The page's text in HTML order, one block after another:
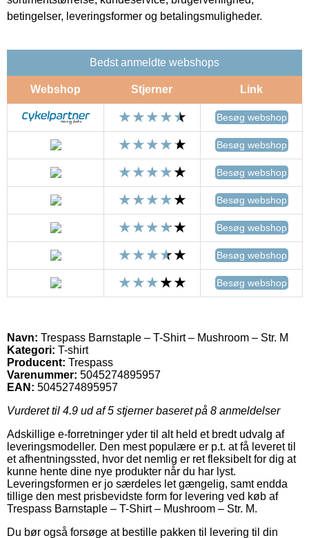
betingelser, leveringsformer og betalingsmuligheder.
Bedst anmeldte webshops
Webshop Stjerner Link
Besøg webshop
Besøg webshop
Besøg webshop
Besøg webshop
Besøg webshop
Besøg webshop
Besøg webshop
Navn: Trespass Barnstaple – T-Shirt – Mushroom – Str. M
Kategori: T-shirt
Producent: Trespass
Varenummer: 5045274895957
EAN: 5045274895957
Vurderet til 4.9 ud af 5 stjerner baseret på 8 anmeldelser
Adskillige e-forretninger yder til alt held et bredt udvalg af
leveringsmodeller. Den mest populære er p.t. at få leveret til
et afhentningssted, hvor det nemlig er ret fleksibelt for dig at
kunne hente dine nye produkter når du har lyst.
Leveringsformen er jo særdeles let gængelig, samt endda
tillige den mest prisbevidste form for levering ved køb af
Trespass Barnstaple – T-Shirt – Mushroom – Str. M.
Du bør også forsøge at bestille pakken til levering til din